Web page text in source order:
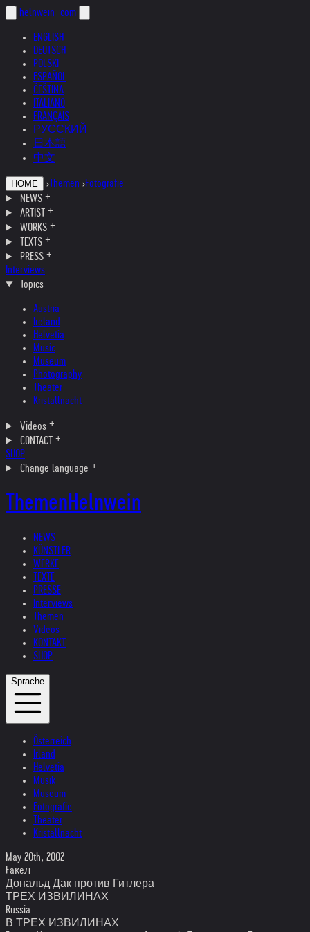
helnwein .com
ENGLISH
DEUTSCH
POLSKI
ESPAÑOL
ČEŠTINA
ITALIANO
FRANÇAIS
РУССКИЙ
日本語
中文
HOME › Themen ›Fotografie
NEWS
ARTIST
WORKS
TEXTS
PRESS
Interviews
Topics
Austria
Ireland
Helvetia
Music
Museum
Photography
Theater
Kristallnacht
Videos
CONTACT
SHOP
Change language
ThemenHelnwein
NEWS
KÜNSTLER
WERKE
TEXTE
PRESSE
Interviews
Themen
Videos
KONTAKT
SHOP
Sprache
Österreich
Irland
Helvetia
Musik
Museum
Fotografie
Theater
Kristallnacht
May 20th, 2002
Faкeл
Дональд Дак против Гитлера
ТРЕХ ИЗВИЛИНАХ
Russia
В ТРЕХ ИЗВИЛИНАХ